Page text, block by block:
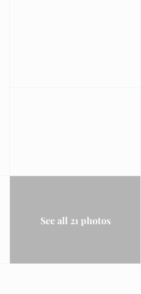
See all 21 photos